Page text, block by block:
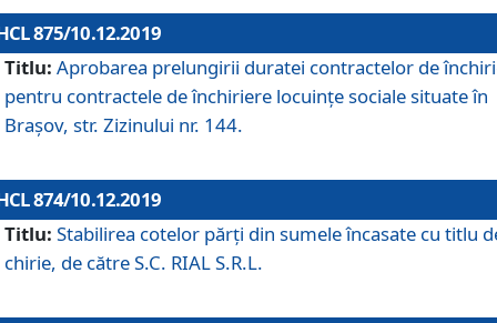
875/10.12.2019
Titlu: Aprobarea prelungirii duratei contractelor de
pentru contractele de închiriere locuinţe sociale situate în
Braşov, str. Zizinului nr. 144.
874/10.12.2019
Titlu: Stabilirea cotelor părți din sumele încasate cu titlu
chirie, de către S.C. RIAL S.R.L.